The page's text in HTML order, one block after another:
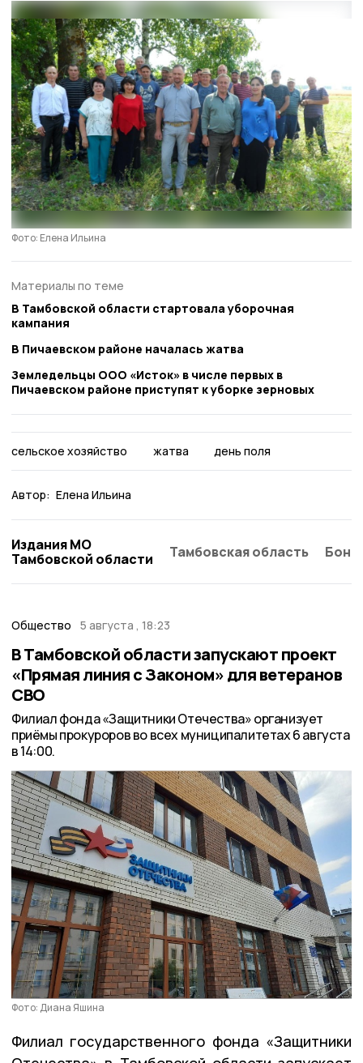
Фото: Елена Ильина
Материалы по теме
В Тамбовской области стартовала уборочная
кампания
В Пичаевском районе началась жатва
Земледельцы ООО «Исток» в числе первых в
Пичаевском районе приступят к уборке зерновых
сельское хозяйство жатва день поля
Автор: Елена Ильина
Издания МО
Тамбовской области
Тамбовская область
Общество 5 августа , 18:23
В Тамбовской области запускают проект
«Прямая линия с Законом» для ветеранов
СВО
Филиал фонда «Защитники Отечества» организует
приёмы прокуроров во всех муниципалитетах 6 августа
в 14:00.
Фото: Диана Яшина
Филиал государственного фонда «Защитники